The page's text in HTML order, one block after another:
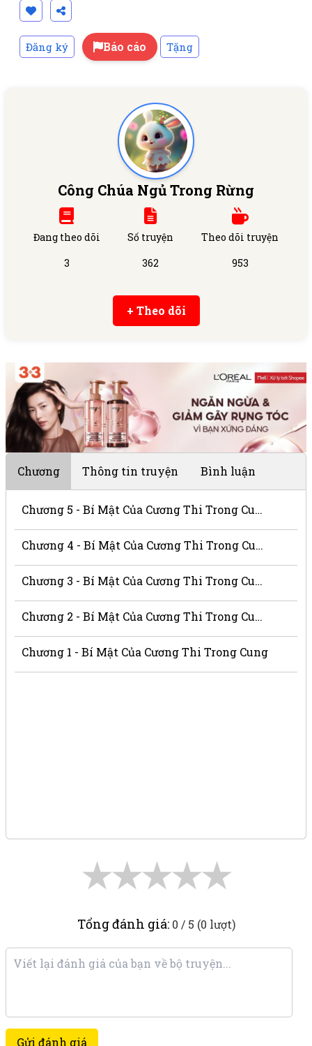
Đăng ký Báo cáo Tặng
Công Chúa Ngủ Trong Rừng
Đang theo dõi
3
Số truyện
362
Theo dõi truyện
953
+ Theo dõi
Chương Thông tin truyện Bình luận
Chương 5 - Bí Mật Của Cương Thi Trong Cung
Chương 4 - Bí Mật Của Cương Thi Trong Cung
Chương 3 - Bí Mật Của Cương Thi Trong Cung
Chương 2 - Bí Mật Của Cương Thi Trong Cung
Chương 1 - Bí Mật Của Cương Thi Trong Cung
★
★
★
★
★
Tổng đánh giá: 0 / 5 (0 lượt)
Gửi đánh giá